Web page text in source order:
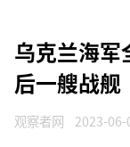
乌克兰海军
后一艘战舰
观察者网 2023-